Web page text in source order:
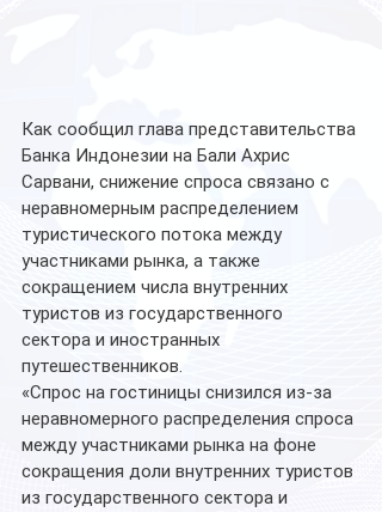
Как сообщил глава представительства
Банка Индонезии на Бали Ахрис
Сарвани, снижение спроса связано с
неравномерным распределением
туристического потока между
участниками рынка, а также
сокращением числа внутренних
туристов из государственного
сектора и иностранных
путешественников.
«Спрос на гостиницы снизился из-за
неравномерного распределения спроса
между участниками рынка на фоне
сокращения доли внутренних туристов
из государственного сектора и